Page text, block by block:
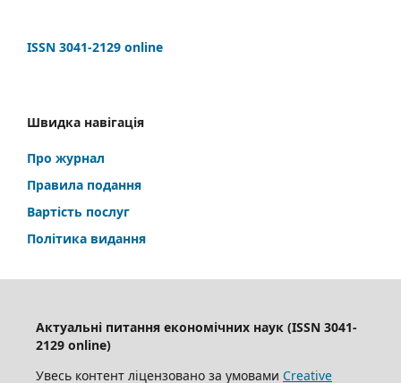
ISSN 3041-2129 online
Швидка навігація
Про журнал
Правила подання
Вартість послуг
Політика видання
Актуальні питання економічних наук (ISSN 3041-
2129 online)
Увесь контент ліцензовано за умовами Creative